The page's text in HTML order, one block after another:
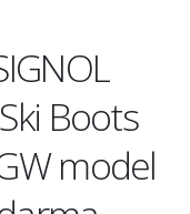
Boots
model